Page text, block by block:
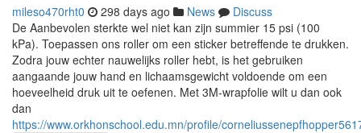
mileso470rht0 298 days ago News
Discuss
De Aanbevolen sterkte wel niet kan zijn summier 15 psi (100
kPa). Toepassen ons roller om een sticker betreffende te drukken.
Zodra jouw echter nauwelijks roller hebt, is het gebruiken
aangaande jouw hand en lichaamsgewicht voldoende om een
hoeveelheid druk uit te oefenen. Met 3M-wrapfolie wilt u dan ook
dan
https://www.orkhonschool.edu.mn/profile/